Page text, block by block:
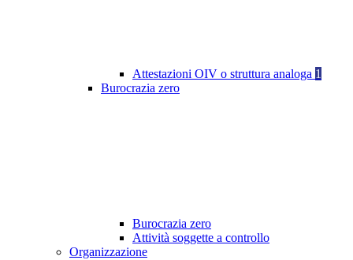
Attestazioni OIV o struttura analoga 1
Burocrazia zero
Burocrazia zero
Attività soggette a controllo
Organizzazione